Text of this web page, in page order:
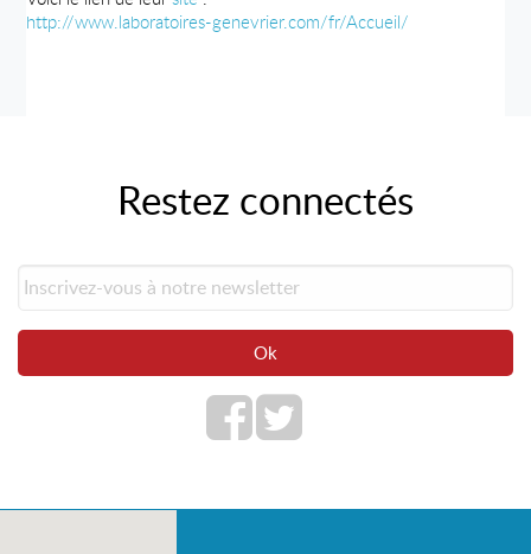
http://www.laboratoires-genevrier.com/fr/Accueil/
Restez connectés